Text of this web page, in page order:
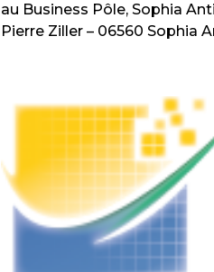
au Business Pôle, Sophia
Pierre Ziller – 06560 Sophia